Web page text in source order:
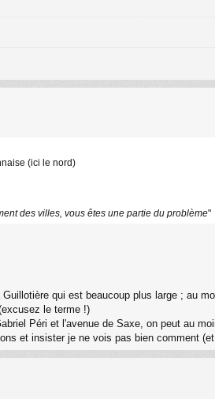
(ici le nord)
des villes, vous êtes une partie du problème"
qui est beaucoup plus large ; au
le terme !)
Péri et l'avenue de Saxe, on peut au
et insister je ne vois pas bien comment